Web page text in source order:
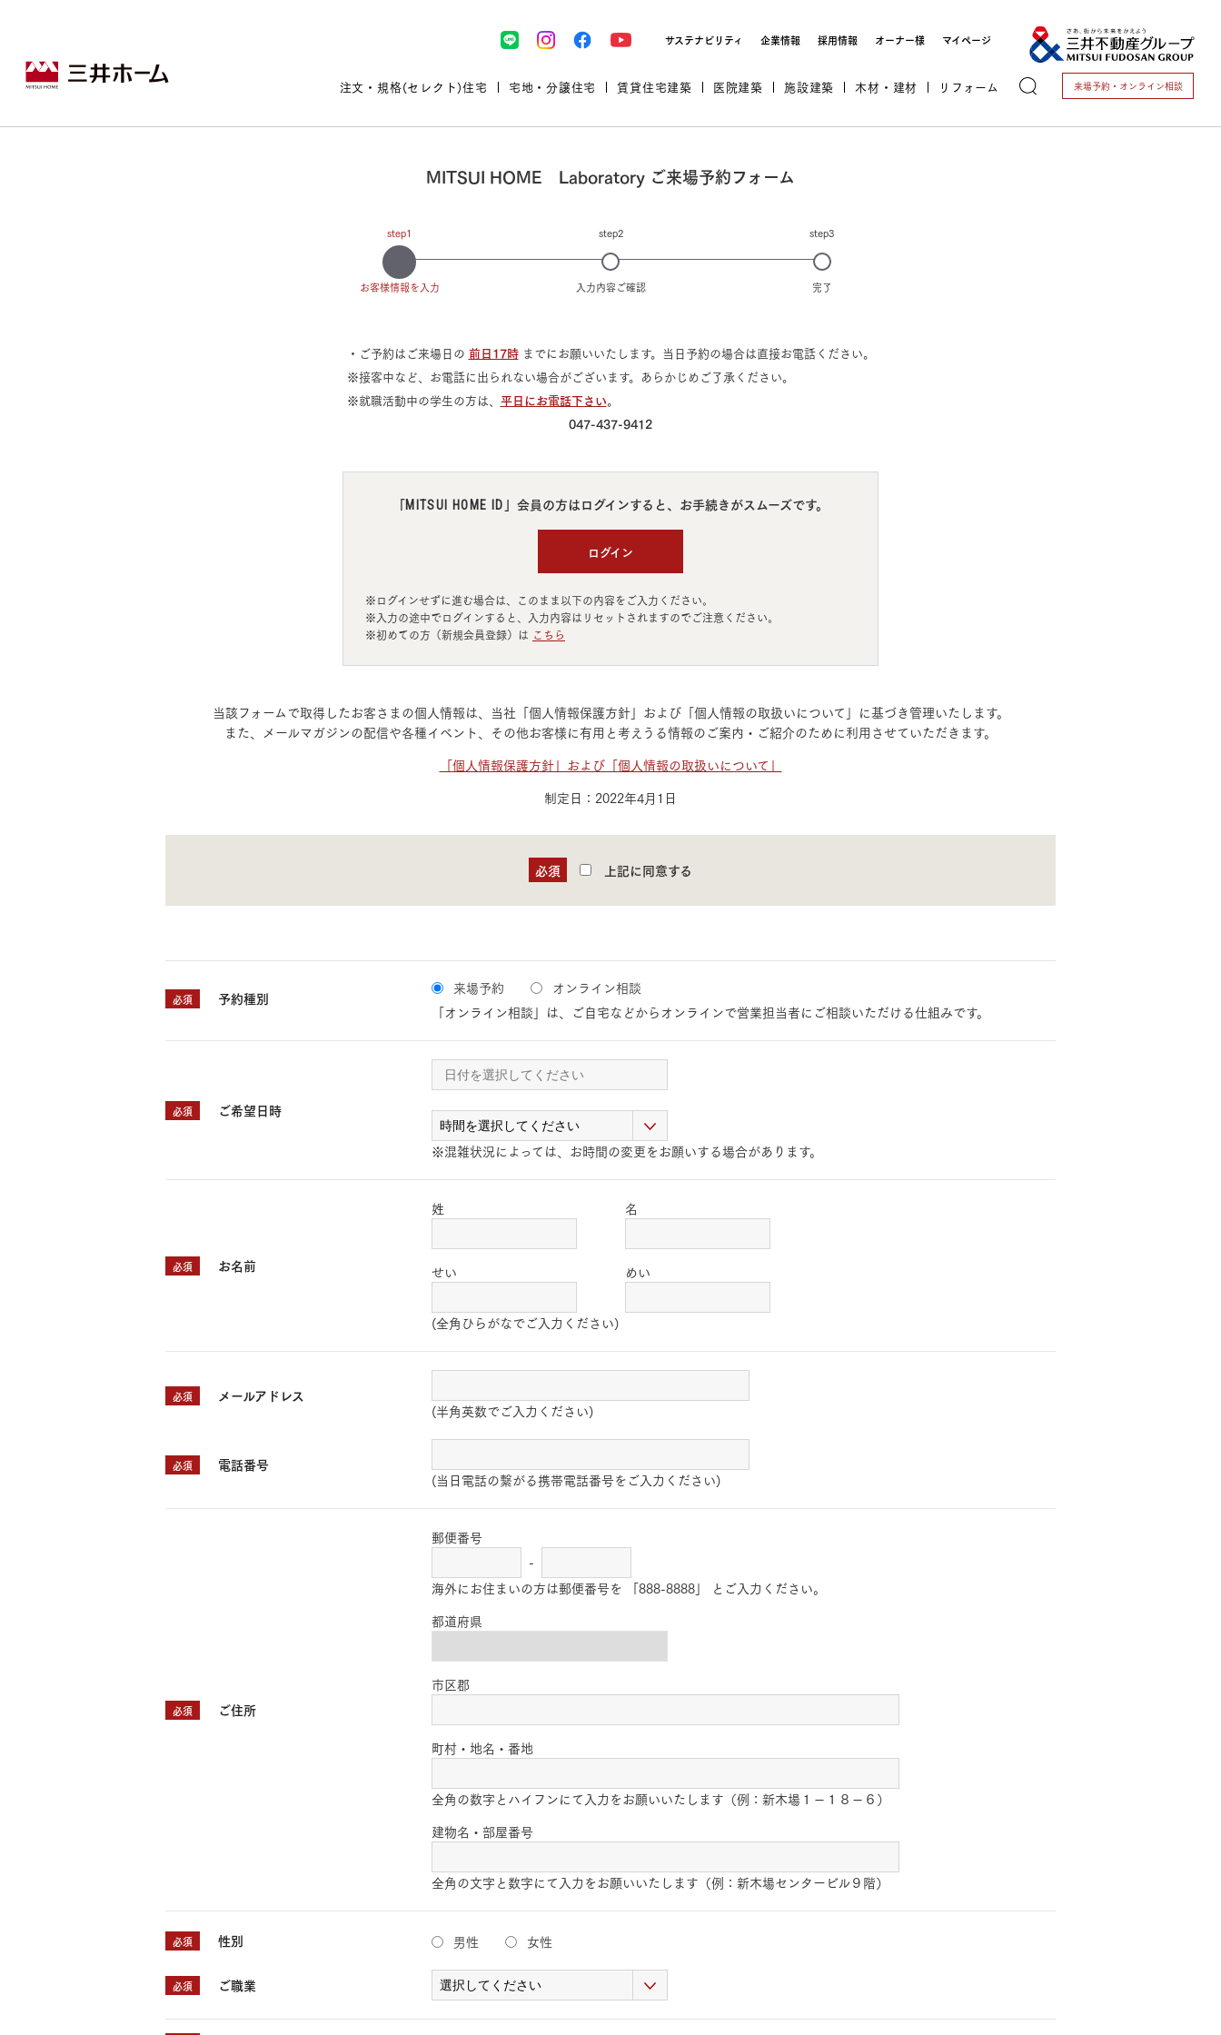
サステナビリティ 企業情報 採用情報 オーナー様 マイページ
注文・規格(セレクト)住宅
あなたの理想の住まいをかたちに
注文住宅｜三井ホームオーダー
プロが厳選した住まいをセレクトする
ノロジー
三井ホームワールド
共働き家族 子育て家族 多世帯家族
住宅タイプ
カタログ請求 イベント情報 ご相談デスク
宅地・分譲住宅
土地・建物探しをコンサルティン
グ
ランドパートナー
ランドパートナー一覧
ご相談デスク
賃貸住宅建築
イベント＆セミナー 企業向け不動産活用（CRE）
医院建築
セミナー・相談会情報
セミナー・内覧会レポート
開業のための物件情報
診療圏調査依頼
これから開業される方
ご相談デスク
施設建築
福祉・介護施設実例
文教・保育施設実例
企業向け不動産活用（CRE）
木材・建材
取扱商品
リフォーム
万全のサポート リフォーム実例
来場予約・ オンライン相談
MITSUI HOME Laboratory ご来場予約フォーム
step1
お客様情報を入力
step2
入力内容ご確認
step3
完了
・ご予約はご来場日の 前日17時までにお願いいたします。当日予約の場合は直接お電話ください。
※接客中など、お電話に出られない場合がございます。あらかじめご了承ください。
※就職活動中の学生の方は、 平日にお電話下さい。
047-437-9412
「MITSUI HOME ID 」会員の方はログインすると、 お手続きがスムーズです。
ログイン
※ログインせずに進む場合は、このまま以下の内容をご入力ください。
※入力の途中でログインすると、入力内容はリセットされますのでご注意ください。
※初めての方（新規会員登録）は こちら
当該フォームで取得したお客さまの個人情報は、当社「個人情報保護方針」および「個人情報の取扱いについて」に基づき管理いたします。
また、メールマガジンの配信や各種イベント、その他お客様に有用と考えうる情報のご案内・ご紹介のために利用させていただきます。
「個人情報保護方針」および「個人情報の取扱いについて」
制定日：2022年4月1日
必須 上記に同意する
必須 予約種別
来場予約
オンライン相談
「オンライン相談」は、ご自宅などからオンラインで営業担当者にご相談いただける仕組みです。
必須 ご希望日時
※混雑状況によっては、お時間の変更をお願いする場合があります。
必須 お名前
姓 名
せい めい
(全角ひらがなでご入力ください)
必須 メールアドレス
(半角英数でご入力ください)
必須 電話番号
(当日電話の繋がる携帯電話番号をご入力ください)
必須 ご住所
郵便番号
-
海外にお住まいの方は郵便番号を 「888-8888」 とご入力ください。
都道府県
市区郡
町村・地名・番地
全角の数字とハイフンにて入力をお願いいたします（例：新木場１－１８－６）
建物名・部屋番号
全角の文字と数字にて入力をお願いいたします（例：新木場センタービル９階）
必須 性別 男性 女性
必須 ご職業